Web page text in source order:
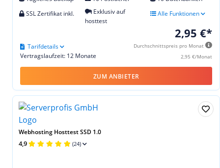
SSL Zertifikat inkl.
Exklusiv auf
hosttest
Alle Funktionen
2,95 €*
Durchschnittspreis pro Monat
2,95 €/Monat
Vertragslaufzeit: 12 Monate
Tarifdetails
ZUM ANBIETER
Webhosting Hosttest SSD 1.0
4,9 (24)